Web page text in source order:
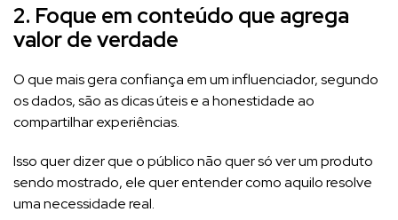
2. Foque em conteúdo que agrega
valor de verdade
O que mais gera confiança em um influenciador, segundo
os dados, são as dicas úteis e a honestidade ao
compartilhar experiências.
Isso quer dizer que o público não quer só ver um produto
sendo mostrado, ele quer entender como aquilo resolve
uma necessidade real.